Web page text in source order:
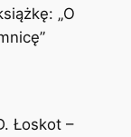
„O
Łoskot –